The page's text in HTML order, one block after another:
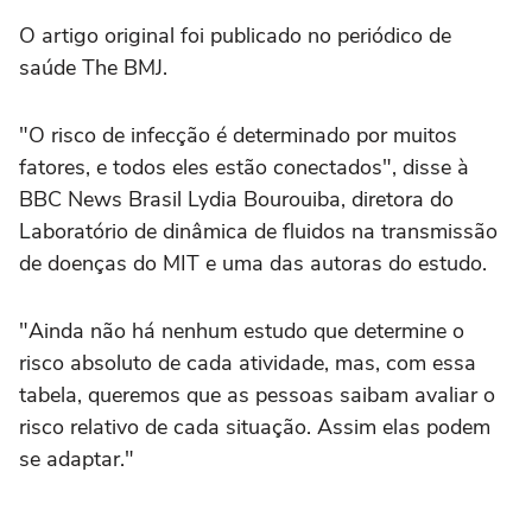
O artigo original foi publicado no periódico de
saúde The BMJ.
"O risco de infecção é determinado por muitos
fatores, e todos eles estão conectados", disse à
BBC News Brasil Lydia Bourouiba, diretora do
Laboratório de dinâmica de fluidos na transmissão
de doenças do MIT e uma das autoras do estudo.
"Ainda não há nenhum estudo que determine o
risco absoluto de cada atividade, mas, com essa
tabela, queremos que as pessoas saibam avaliar o
risco relativo de cada situação. Assim elas podem
se adaptar."